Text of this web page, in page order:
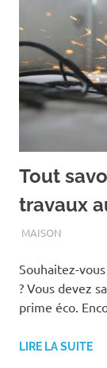
Tout
travaux
AOÛT 1, 2020
ASSOEDH
MAISON
Souhaitez-
? Vous devez
prime éco.
LIRE LA SUITE